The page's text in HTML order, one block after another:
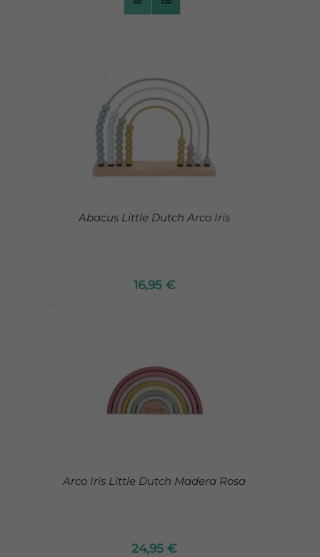
Abacus Little Dutch Arco Iris
16,95 €
Arco Iris Little Dutch Madera Rosa
24,95€